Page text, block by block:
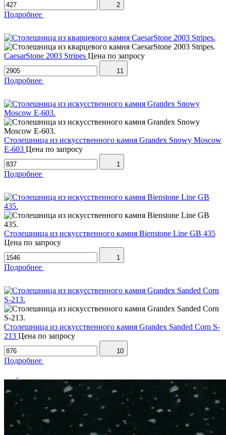
2
Подробнее
CaesarStone 2003 Stripes Цена по запросу
11
Подробнее
Столешница из искусственного камня Grandex Snowy Moscow
E-603 Цена по запросу
1
Подробнее
Столешница из искусственного камня Bienstone Line GB 435
Цена по запросу
1
Подробнее
Столешница из искусственного камня Grandex Sanded Corn S-
213 Цена по запросу
10
Подробнее